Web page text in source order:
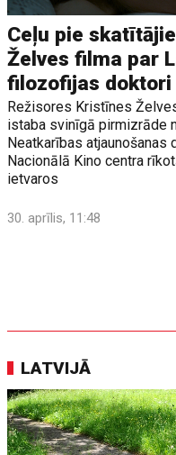
Ceļu pie
Želves filma par
filozofijas
Režisores Kristīnes
istaba svinīgā pirmizrāde
Neatkarības atjaunošanas
Nacionālā Kino centra
ietvaros
30. aprīlis, 11:48
LATVIJĀ